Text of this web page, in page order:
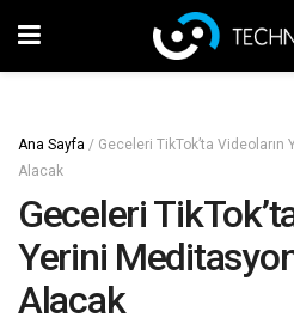
Ana Sayfa / Geceleri TikTok’ta
Alacak
Geceleri
Yerini
Alacak